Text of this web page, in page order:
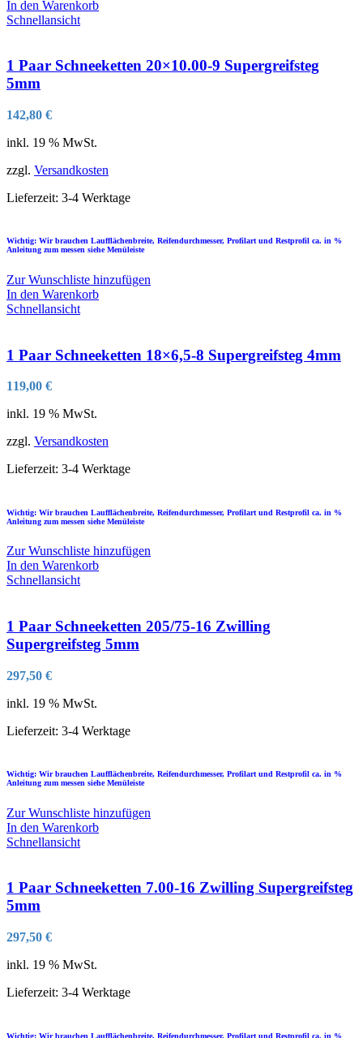
In den Warenkorb
Schnellansicht
1 Paar Schneeketten 20×10.00-9 Supergreifsteg
5mm
142,80 €
inkl. 19 % MwSt.
zzgl. Versandkosten
Lieferzeit: 3-4 Werktage
Wichtig: Wir brauchen Laufflächenbreite, Reifendurchmesser, Profilart und Restprofil ca. in %
Anleitung zum messen siehe Menüleiste
Zur Wunschliste hinzufügen
In den Warenkorb
Schnellansicht
1 Paar Schneeketten 18×6,5-8 Supergreifsteg 4mm
119,00 €
inkl. 19 % MwSt.
zzgl. Versandkosten
Lieferzeit: 3-4 Werktage
Wichtig: Wir brauchen Laufflächenbreite, Reifendurchmesser, Profilart und Restprofil ca. in %
Anleitung zum messen siehe Menüleiste
Zur Wunschliste hinzufügen
In den Warenkorb
Schnellansicht
1 Paar Schneeketten 205/75-16 Zwilling
Supergreifsteg 5mm
297,50 €
inkl. 19 % MwSt.
Lieferzeit: 3-4 Werktage
Wichtig: Wir brauchen Laufflächenbreite, Reifendurchmesser, Profilart und Restprofil ca. in %
Anleitung zum messen siehe Menüleiste
Zur Wunschliste hinzufügen
In den Warenkorb
Schnellansicht
1 Paar Schneeketten 7.00-16 Zwilling Supergreifsteg
5mm
297,50 €
inkl. 19 % MwSt.
Lieferzeit: 3-4 Werktage
Wichtig: Wir brauchen Laufflächenbreite, Reifendurchmesser, Profilart und Restprofil ca. in %